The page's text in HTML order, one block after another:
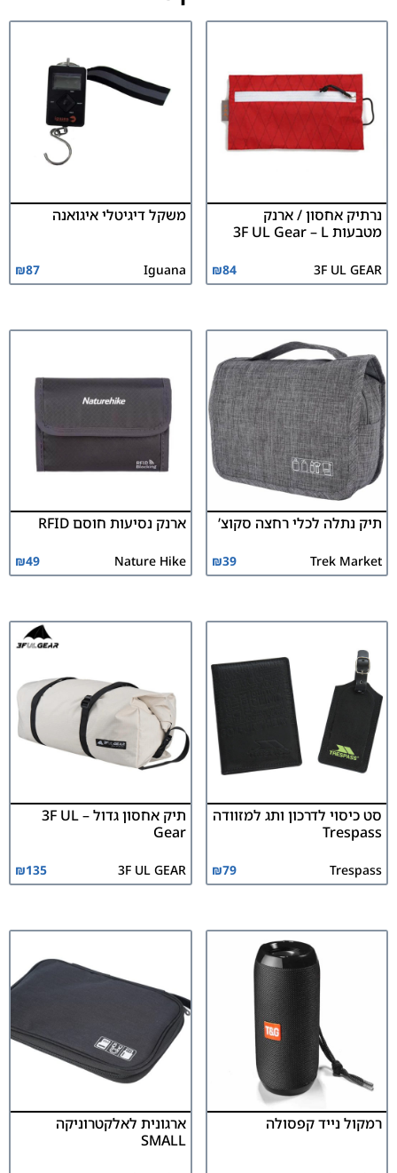
נרתיק אחסון / ארנק
מטבעות 3F UL Gear – L
3F UL GEAR
₪84
משקל דיגיטלי איגואנה
Iguana
₪87
תיק נתלה לכלי רחצה סקוצ’
Trek Market
₪39
ארנק נסיעות חוסם RFID
Nature Hike
₪49
סט כיסוי לדרכון ותג למזוודה
Trespass
Trespass
₪79
תיק אחסון גדול – 3F UL
Gear
3F UL GEAR
₪135
רמקול נייד קפסולה
ארגונית לאלקטרוניקה
SMALL